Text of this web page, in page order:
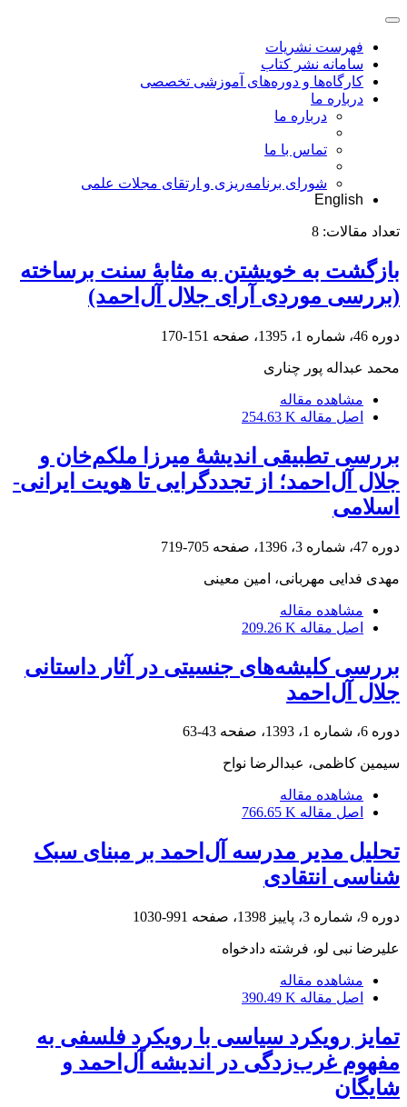
فهرست نشریات
سامانه نشر کتاب
کارگاه‌ها و دوره‌های آموزشی تخصصی
درباره ما
درباره ما
تماس با ما
شورای برنامه‌ریزی و ارتقای مجلات علمی
English
تعداد مقالات: 8
بازگشت به خویشتن به مثابۀ سنت برساخته
(بررسی موردی آرای جلال آل‌احمد)
دوره 46، شماره 1، 1395، صفحه 151-170
محمد عبداله پور چناری
مشاهده مقاله
اصل مقاله 254.63 K
بررسی تطبیقی اندیشۀ میرزا ملکم‌خان و
جلال آل‌احمد؛ از تجددگرایی تا هویت ایرانی-
اسلامی
دوره 47، شماره 3، 1396، صفحه 705-719
مهدی فدایی مهربانی، امین معینی
مشاهده مقاله
اصل مقاله 209.26 K
بررسی کلیشه‌های جنسیتی در آثار داستانی
جلال آل‌احمد
دوره 6، شماره 1، 1393، صفحه 43-63
سیمین کاظمی، عبدالرضا نواح
مشاهده مقاله
اصل مقاله 766.65 K
تحلیل مدیر مدرسه آل‌احمد بر مبنای سبک
شناسی انتقادی
دوره 9، شماره 3، پاییز 1398، صفحه 991-1030
علیرضا نبی لو، فرشته دادخواه
مشاهده مقاله
اصل مقاله 390.49 K
تمایز رویکرد سیاسی با رویکرد فلسفی به
مفهوم غرب‌زدگی در اندیشه آل‌احمد و
شایگان